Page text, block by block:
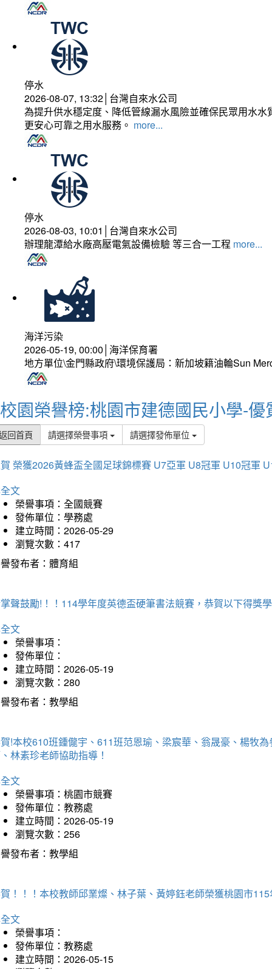
停水
2026-08-07, 13:32│台灣自來水公司
為提升供水穩定度、降低管線漏水風險並確保民眾用水
更安心可靠之用水服務。 more...
停水
2026-08-03, 10:01│台灣自來水公司
辦理龍潭給水廠高壓電氣設備檢驗 等三合一工程 more...
海洋污染
2026-05-19, 00:00│海洋保育署
地方單位\金門縣政府\環境保護局：新加坡籍油輪Sun
校園榮譽榜:桃園市建德國民小學-優
回首頁 請選擇榮譽事項 請選擇發佈單位
榮獲2026黃蜂盃全國足球錦標賽 U7亞軍 U8冠軍 U10冠軍
文
榮譽事項：全國競賽
發佈單位：學務處
建立時間：2026-05-29
瀏覽次數：417
發布者：體育組
聲鼓勵!！！114學年度英德盃硬筆書法競賽，恭賀以下得獎
文
榮譽事項：
發佈單位：
建立時間：2026-05-19
瀏覽次數：280
發布者：教學組
!本校610班鍾儱宇、611班范恩瑜、梁宸華、翁晟豪、楊牧
林素珍老師協助指導！
文
榮譽事項：桃園市競賽
發佈單位：教務處
建立時間：2026-05-19
瀏覽次數：256
發布者：教學組
！！！本校教師邱業燦、林子葉、黃婷鈺老師榮獲桃園市
文
榮譽事項：
發佈單位：教務處
建立時間：2026-05-15